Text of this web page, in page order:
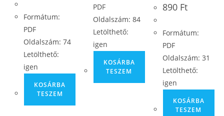
Formátum:
PDF
Oldalszám: 74
Letölthető:
igen
KOSÁRBA
TESZEM
PDF
Oldalszám: 84
Letölthető:
igen
KOSÁRBA
TESZEM
890 Ft
Formátum:
PDF
Oldalszám: 31
Letölthető:
igen
KOSÁRBA
TESZEM